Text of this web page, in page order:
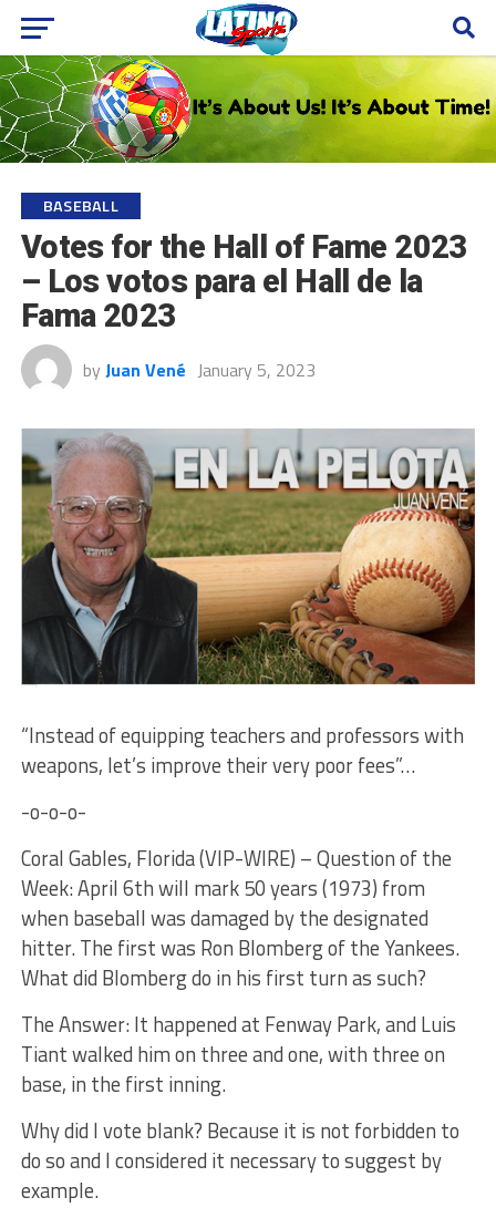
BASEBALL
Votes for the Hall of Fame 2023
– Los votos para el Hall de la
Fama 2023
by Juan Vené January 5, 2023
“Instead of equipping teachers and professors with
weapons, let’s improve their very poor fees”…
-o-o-o-
Coral Gables, Florida (VIP-WIRE) – Question of the
Week: April 6th will mark 50 years (1973) from
when baseball was damaged by the designated
hitter. The first was Ron Blomberg of the Yankees.
What did Blomberg do in his first turn as such?
The Answer: It happened at Fenway Park, and Luis
Tiant walked him on three and one, with three on
base, in the first inning.
Why did I vote blank? Because it is not forbidden to
do so and I considered it necessary to suggest by
example.